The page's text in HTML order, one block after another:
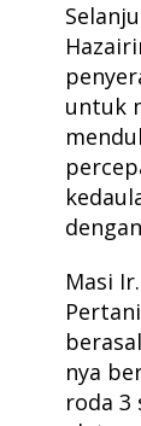
untuk
Masi
nya
roda 3